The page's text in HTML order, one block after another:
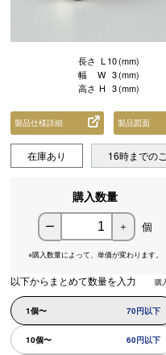
長さ L 10(mm)
幅
W 3(mm)
高さ H 3(mm)
製品仕様詳細 製品図面
在庫あり 16時までの
購入数量
ー ＋ 個
※購入数量によって、 単価が変わります。
以下からまとめて数量を入力 購
1個〜 70円以下
10個〜 60円以下